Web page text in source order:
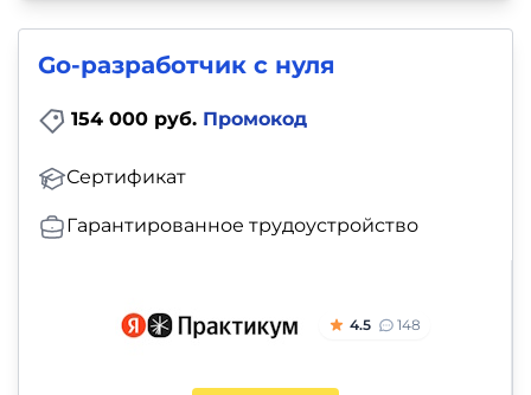
Go-разработчик с нуля
154 000 руб. Промокод
Сертификат
Гарантированное трудоустройство
4.5 148